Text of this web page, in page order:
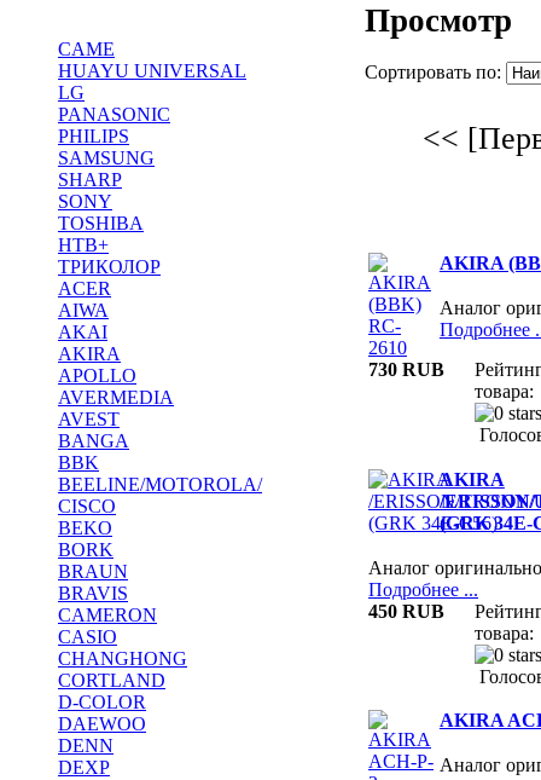
CAME
HUAYU UNIVERSAL
LG
PANASONIC
PHILIPS
SAMSUNG
SHARP
SONY
TOSHIBA
НТВ+
ТРИКОЛОР
ACER
AIWA
AKAI
AKIRA
APOLLO
AVERMEDIA
AVEST
BANGA
BBK
BEELINE/MOTOROLA/
CISCO
BEKO
BORK
BRAUN
BRAVIS
CAMERON
CASIO
CHANGHONG
CORTLAND
D-COLOR
DAEWOO
DENN
DEXP
Просмотр
Сортировать по:
<<
AKIRA
Аналог
Подробнее
730 RUB
товара:
AKIRA
/
(GRK 34E-
Аналог
Подробнее ...
450 RUB
товара:
AKIRA
Аналог